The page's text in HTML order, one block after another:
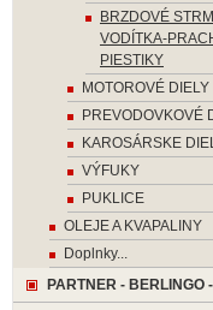
BRZDOVÉ
VODÍTKA-
PIESTIKY
MOTOROVÉ DIELY
PREVODOVKOVÉ
KAROSÁRSKE
VÝFUKY
PUKLICE
OLEJE A KVAPALINY
Doplnky...
PARTNER - BERLINGO